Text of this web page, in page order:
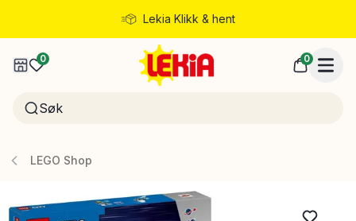
Lekia Klikk & hent
Rask levering
0 0
LEGO Shop